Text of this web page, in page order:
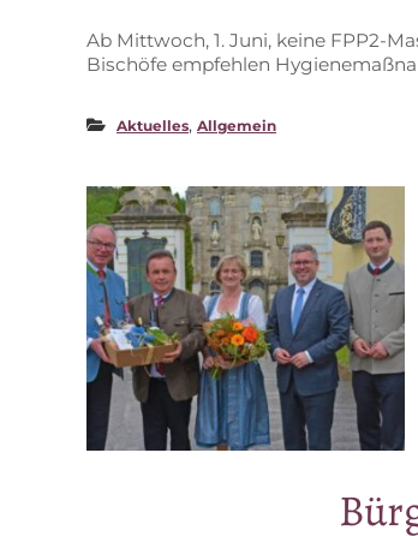
Ab Mitt­woch, 1. Juni, kei­ne FPP2-
Bi­schö­fe emp­feh­len
Aktuelles, Allgemein